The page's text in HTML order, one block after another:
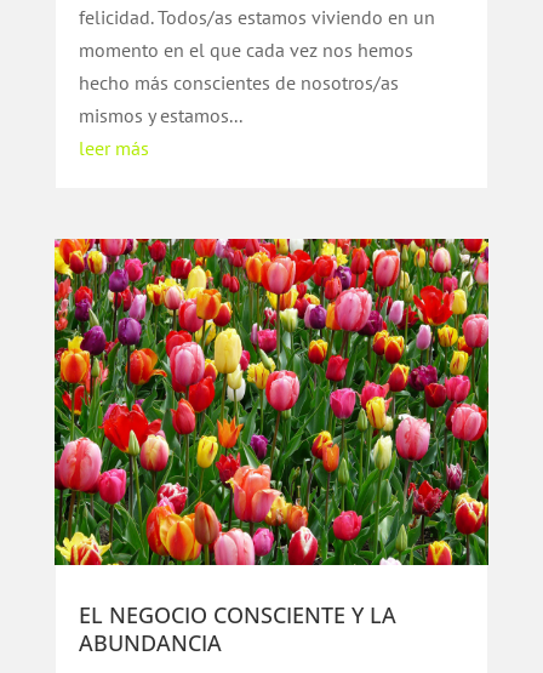
felicidad. Todos/as estamos viviendo en un
momento en el que cada vez nos hemos
hecho más conscientes de nosotros/as
mismos y estamos...
leer más
EL NEGOCIO CONSCIENTE Y LA
ABUNDANCIA